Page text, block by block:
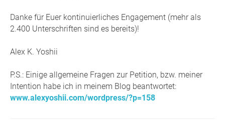
Danke für Euer kontinuierliches Engagement (mehr als
2.400 Unterschriften sind es bereits)!
Alex K. Yoshii
P.S.: Einige allgemeine Fragen zur Petition, bzw. meiner
Intention habe ich in meinem Blog beantwortet:
www.alexyoshii.com/wordpress/?p=158